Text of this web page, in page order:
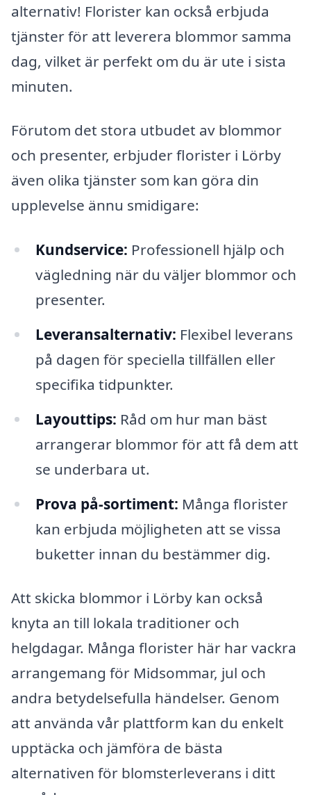
alternativ! Florister kan också erbjuda
tjänster för att leverera blommor samma
dag, vilket är perfekt om du är ute i sista
minuten.
Förutom det stora utbudet av blommor
och presenter, erbjuder florister i Lörby
även olika tjänster som kan göra din
upplevelse ännu smidigare:
Kundservice: Professionell hjälp och
vägledning när du väljer blommor och
presenter.
Leveransalternativ: Flexibel leverans
på dagen för speciella tillfällen eller
specifika tidpunkter.
Layouttips: Råd om hur man bäst
arrangerar blommor för att få dem att
se underbara ut.
Prova på-sortiment: Många florister
kan erbjuda möjligheten att se vissa
buketter innan du bestämmer dig.
Att skicka blommor i Lörby kan också
knyta an till lokala traditioner och
helgdagar. Många florister här har vackra
arrangemang för Midsommar, jul och
andra betydelsefulla händelser. Genom
att använda vår plattform kan du enkelt
upptäcka och jämföra de bästa
alternativen för blomsterleverans i ditt